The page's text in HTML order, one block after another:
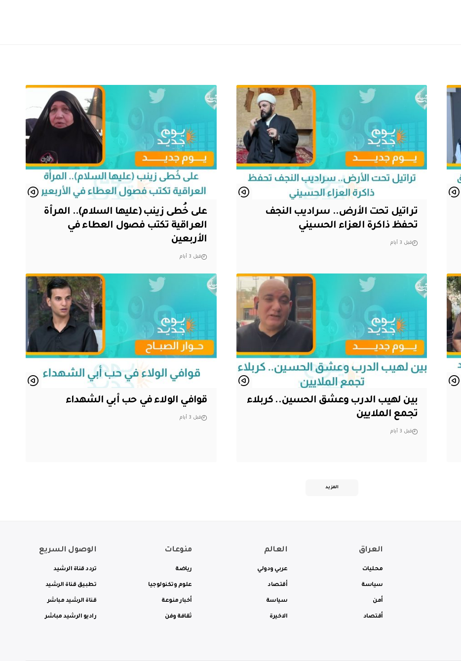
تراتيل تحت الأرض.. سراديب النجف
تحفظ ذاكرة العزاء الحسيني
قبل 3 أيام
على خُطى زينب (عليها السلام).. المرأة
العراقية تكتب فصول العطاء في
الأربعين
قبل 3 أيام
بين لهيب الدرب وعشق الحسين.. كربلاء
تجمع الملايين
قبل 3 أيام
قوافي الولاء في حب أبي الشهداء
قبل 3 أيام
المزيد
العراق
محليات
سياسة
أمن
أقتصاد
العالم
عربي ودولي
أقتصاد
سياسة
الاخيرة
منوعات
رياضة
علوم وتكنولوجيا
أخبار منوعة
ثقافة وفن
الوصول السريع
تردد قناة الرشيد
تطبيق قناة الرشيد
قناة الرشيد مباشر
راديو الرشيد مباشر